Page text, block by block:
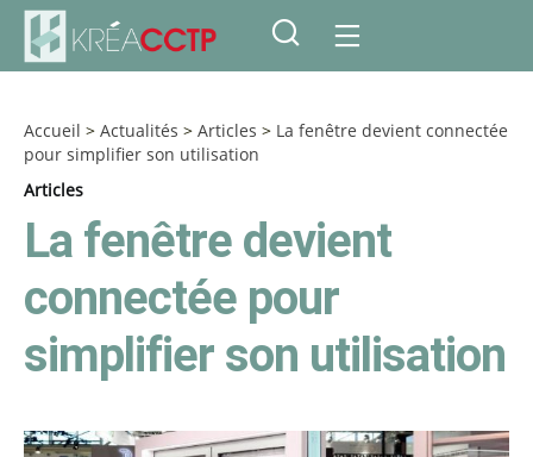
Accueil > Actualités > Articles > La fenêtre devient connectée
pour simplifier son utilisation
Articles
La fenêtre devient
connectée pour
simplifier son utilisation